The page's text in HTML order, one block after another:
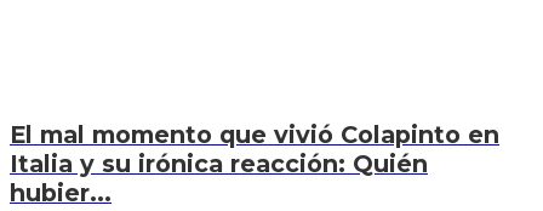
El mal momento que vivió Colapinto en
Italia y su irónica reacción: Quién
hubier...